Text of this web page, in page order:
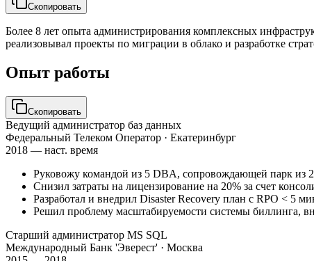
Скопировать
Более 8 лет опыта администрирования комплексных
реализовывал проекты по миграции в облако и разработке
Опыт работы
Скопировать
Ведущий администратор баз данных
Федеральный Телеком Оператор · Екатеринбург
2018 — наст. время
Руковожу командой из 5 DBA, сопровождающей парк из
Снизил затраты на лицензирование на 20% за счет
Разработал и внедрил Disaster Recovery план с RPO < 5
Решил проблему масштабируемости системы биллинга,
Старший администратор MS SQL
Международный Банк 'Эверест' · Москва